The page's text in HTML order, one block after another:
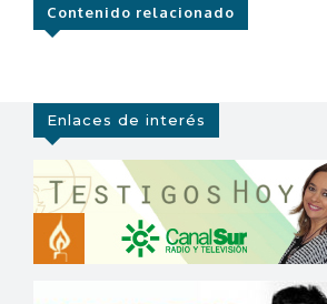
Contenido relacionado
Enlaces de interés